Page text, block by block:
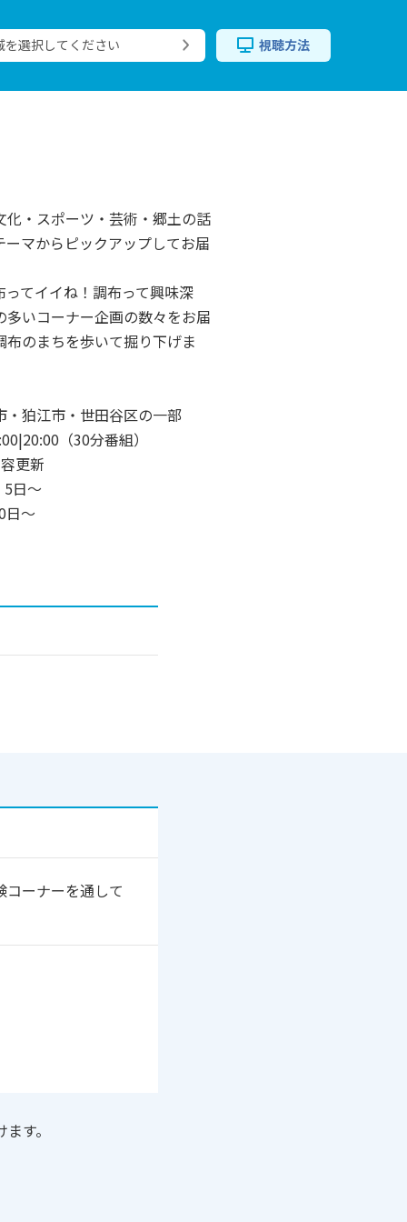
を選択してください 視聴方法
化・スポーツ・芸術・郷土の話
マからピックアップしてお届
てイイね！調布って興味深
多いコーナー企画の数々をお届
布のまちを歩いて掘り下げま
狛江市・世田谷区の一部
（30分番組）
更新
～
～
ーナーを通して
す。